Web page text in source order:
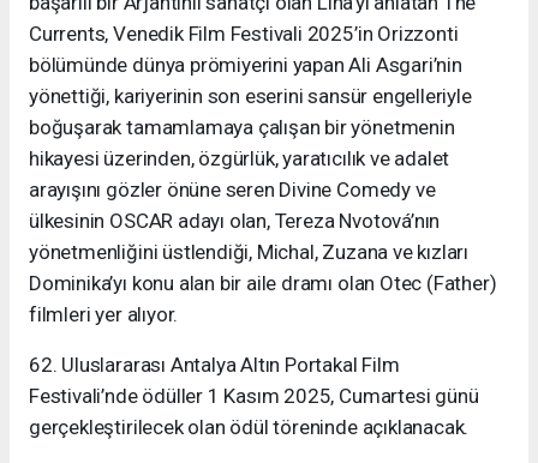
Currents, Venedik Film Festivali 2025’in Orizzonti
bölümünde dünya prömiyerini yapan Ali Asgari’nin
yönettiği, kariyerinin son eserini sansür engelleriyle
boğuşarak tamamlamaya çalışan bir yönetmenin
hikayesi üzerinden, özgürlük, yaratıcılık ve adalet
arayışını gözler önüne seren Divine Comedy ve
ülkesinin OSCAR adayı olan, Tereza Nvotová’nın
yönetmenliğini üstlendiği, Michal, Zuzana ve kızları
Dominika’yı konu alan bir aile dramı olan Otec (Father)
filmleri yer alıyor.
62. Uluslararası Antalya Altın Portakal Film
Festivali’nde ödüller 1 Kasım 2025, Cumartesi günü
gerçekleştirilecek olan ödül töreninde açıklanacak.